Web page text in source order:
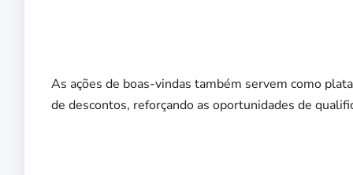
As ações de boas-vindas também servem como
de descontos, reforçando as oportunidades de